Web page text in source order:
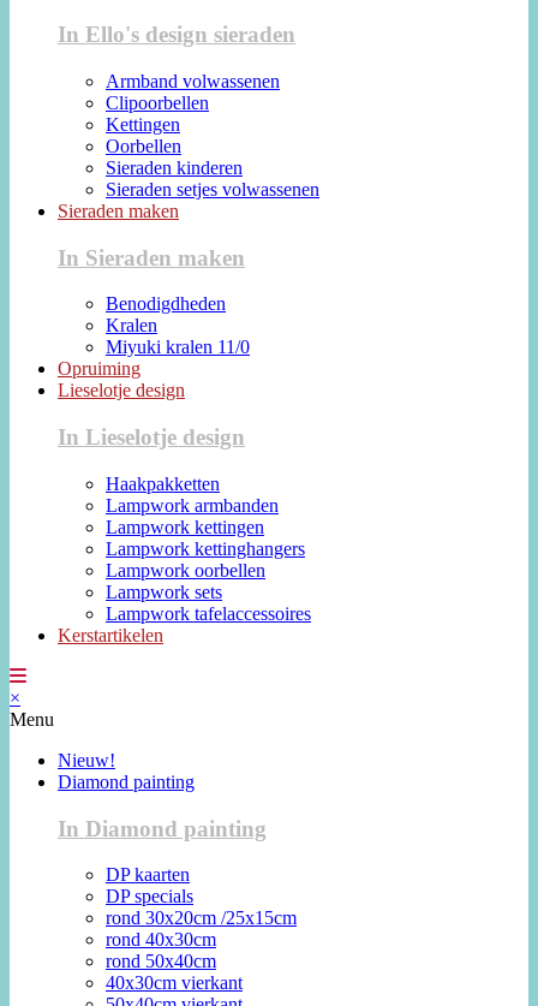
In Ello's design sieraden
Armband volwassenen
Clipoorbellen
Kettingen
Oorbellen
Sieraden kinderen
Sieraden setjes volwassenen
Sieraden maken
In Sieraden maken
Benodigdheden
Kralen
Miyuki kralen 11/0
Opruiming
Lieselotje design
In Lieselotje design
Haakpakketten
Lampwork armbanden
Lampwork kettingen
Lampwork kettinghangers
Lampwork oorbellen
Lampwork sets
Lampwork tafelaccessoires
Kerstartikelen
×
Menu
Nieuw!
Diamond painting
In Diamond painting
DP kaarten
DP specials
rond 30x20cm /25x15cm
rond 40x30cm
rond 50x40cm
40x30cm vierkant